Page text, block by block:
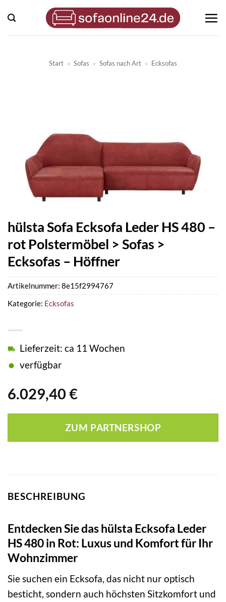
Inhalt
springen
Start » Sofas » Sofas nach Art » Ecksofas
hülsta Sofa Ecksofa Leder HS 480 –
rot Polstermöbel > Sofas >
Ecksofas – Höffner
6.029,40 €
Lieferzeit: ca 11 Wochen
verfügbar
ZUM PARTNERSHOP
Artikelnummer: 8e15f2994767
Kategorie: Ecksofas
BESCHREIBUNG
Entdecken Sie das hülsta Ecksofa Leder
HS 480 in Rot: Luxus und Komfort für Ihr
Wohnzimmer
Sie suchen ein Ecksofa, das nicht nur optisch
besticht, sondern auch höchsten Sitzkomfort und